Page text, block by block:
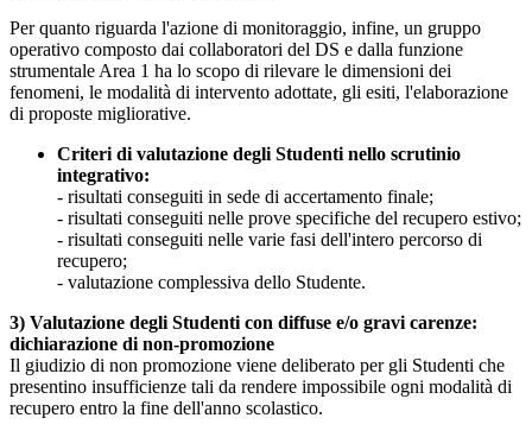
Per quanto riguarda l'azione di monitoraggio, infine, un gruppo
operativo composto dai collaboratori del DS e dalla funzione
strumentale Area 1 ha lo scopo di rilevare le dimensioni dei
fenomeni, le modalità di intervento adottate, gli esiti, l'elaborazione
di proposte migliorative.
Criteri di valutazione degli Studenti nello scrutinio
integrativo:
- risultati conseguiti in sede di accertamento finale;
- risultati conseguiti nelle prove specifiche del recupero estivo;
- risultati conseguiti nelle varie fasi dell'intero percorso di
recupero;
- valutazione complessiva dello Studente.
3) Valutazione degli Studenti con diffuse e/o gravi carenze:
dichiarazione di non-promozione
Il giudizio di non promozione viene deliberato per gli Studenti che
presentino insufficienze tali da rendere impossibile ogni modalità di
recupero entro la fine dell'anno scolastico.